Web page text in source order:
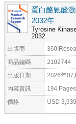
蛋白酪氨酸
2032年
Tyrosine
2032
出版商
商品編碼 2102744
出版日期 2026年07
內容資訊 194 Pages
價格 USD 3,939